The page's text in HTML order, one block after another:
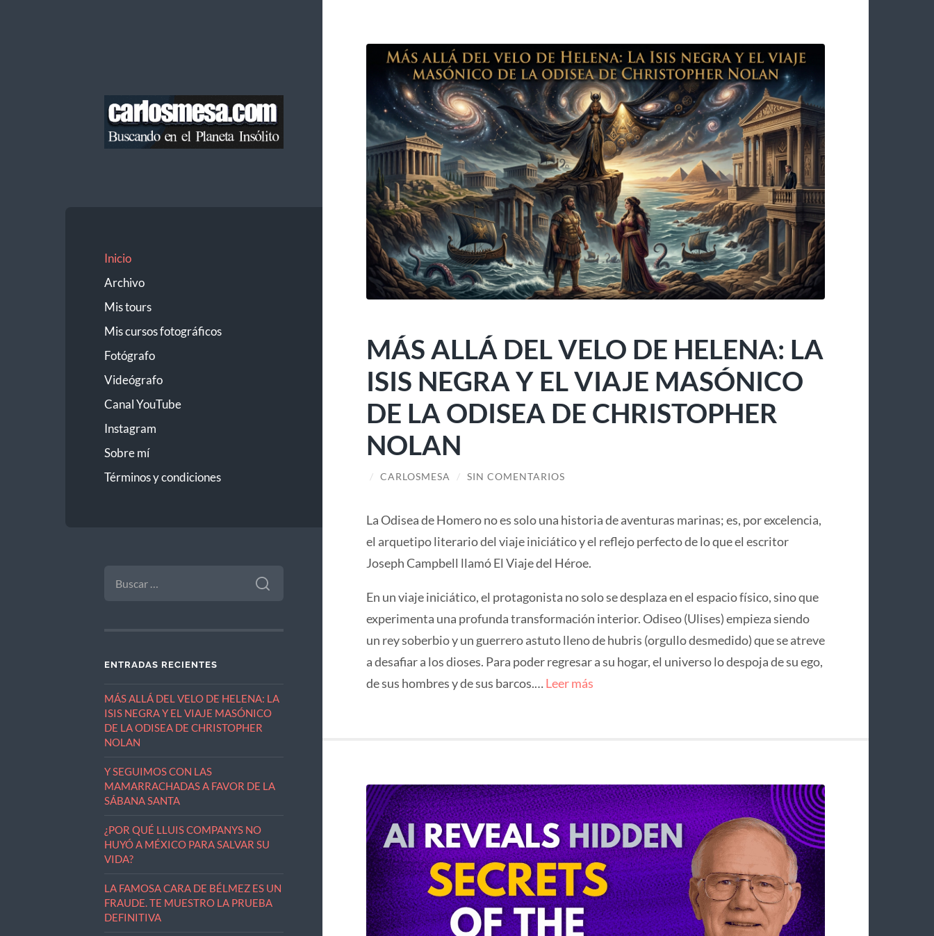
Inicio
Archivo
Mis tours
Mis cursos fotográficos
Fotógrafo
Videógrafo
Canal YouTube
Instagram
Sobre mí
Términos y condiciones
ENTRADAS RECIENTES
MÁS ALLÁ DEL VELO DE HELENA: LA
ISIS NEGRA Y EL VIAJE MASÓNICO
DE LA ODISEA DE CHRISTOPHER
NOLAN
Y SEGUIMOS CON LAS
MAMARRACHADAS A FAVOR DE LA
SÁBANA SANTA
¿POR QUÉ LLUIS COMPANYS NO
HUYÓ A MÉXICO PARA SALVAR SU
VIDA?
LA FAMOSA CARA DE BÉLMEZ ES UN
FRAUDE. TE MUESTRO LA PRUEBA
DEFINITIVA
MÁS ALLÁ DEL VELO DE HELENA: LA
ISIS NEGRA Y EL VIAJE MASÓNICO
DE LA ODISEA DE CHRISTOPHER
NOLAN
/ CARLOSMESA / SIN COMENTARIOS
La Odisea de Homero no es solo una historia de aventuras marinas; es, por excelencia,
el arquetipo literario del viaje iniciático y el reflejo perfecto de lo que el escritor
Joseph Campbell llamó El Viaje del Héroe.
En un viaje iniciático, el protagonista no solo se desplaza en el espacio físico, sino que
experimenta una profunda transformación interior. Odiseo (Ulises) empieza siendo
un rey soberbio y un guerrero astuto lleno de hubris (orgullo desmedido) que se atreve
a desafiar a los dioses. Para poder regresar a su hogar, el universo lo despoja de su ego,
de sus hombres y de sus barcos.…Leer más